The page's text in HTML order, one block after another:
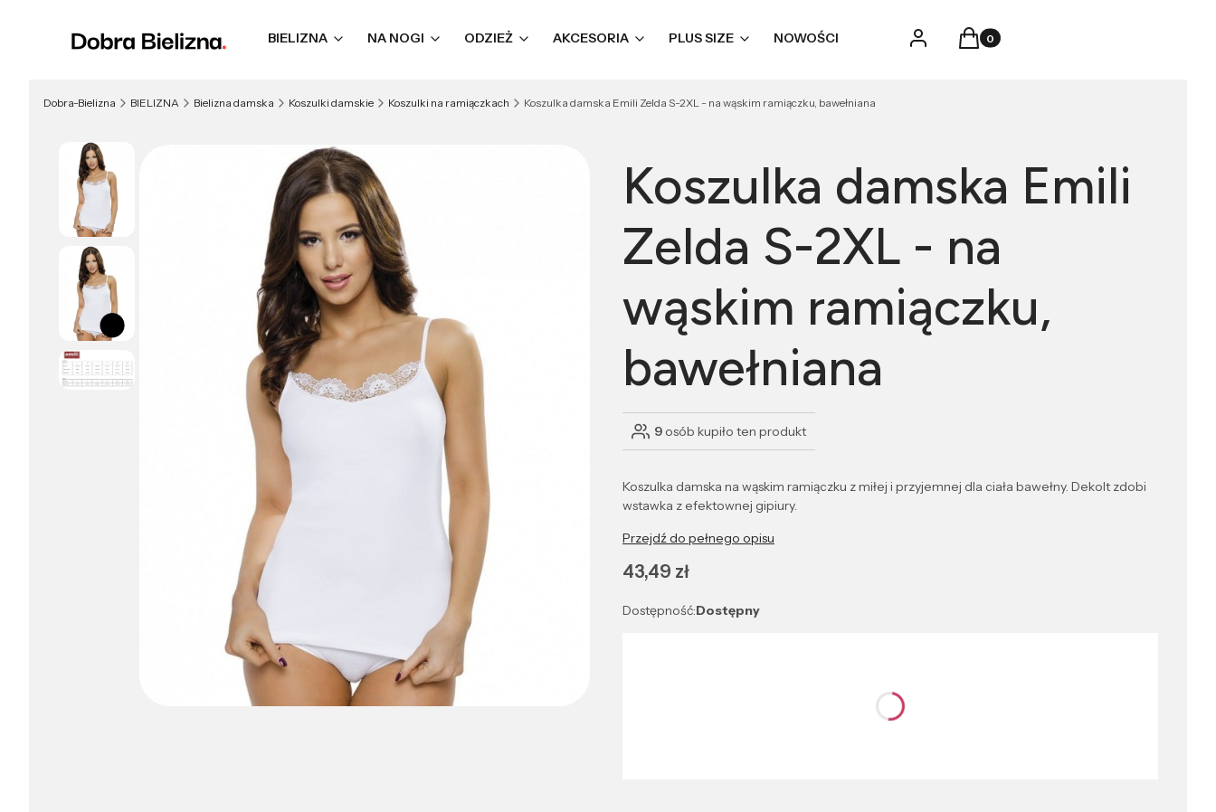
BIELIZNA NA NOGI ODZIEŻ AKCESORIA PLUS SIZE NOWOŚCI Zaloguj sięProdukty w koszyku: 0. Zobacz
Koszyk
Dobra-Bielizna BIELIZNA Bielizna damska Koszulki damskie Koszulki na ramiączkach Koszulka damska Emili Zelda S-2XL - na wąskim ramiączku, bawełniana
Koszulka damska Emili
Zelda S-2XL - na
wąskim ramiączku,
bawełniana
9 osób kupiło ten produkt
Koszulka damska na wąskim ramiączku z miłej i przyjemnej dla ciała bawełny. Dekolt zdobi
wstawka z efektownej gipiury.
Przejdź do pełnego opisu
Cena
43,49 zł
Dostępność:Dostępny